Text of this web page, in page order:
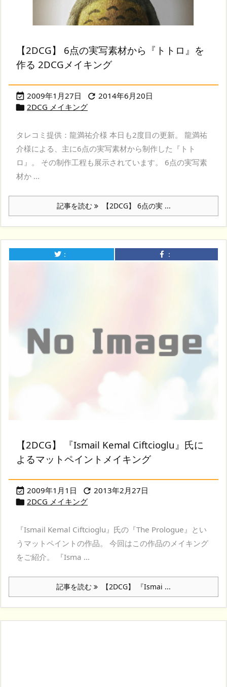
【2DCG】 6点の実写素材から『トトロ』を
作る 2DCGメイキング
 2009年1月27日  2014年6月20日
 2DCG メイキング
タレコミ提供：龍満祐介様 本日も2度目の更新。 龍満祐
介様による、主に6点の実写素材から制作した『トト
ロ』。 その制作工程も展示されています。 6点の実写素
材か ...
記事を読む 【2DCG】 6点の実 ...
： ：
【2DCG】 『Ismail Kemal Ciftcioglu』氏に
よるマットペイントメイキング
 2009年1月1日  2013年2月27日
 2DCG メイキング
『Ismail Kemal Ciftcioglu』氏の『The Prologue』とい
うマットペイントの作品。 今回はこの作品のメイキング
をご紹介。 『Isma ...
記事を読む 【2DCG】 『Ismai ...